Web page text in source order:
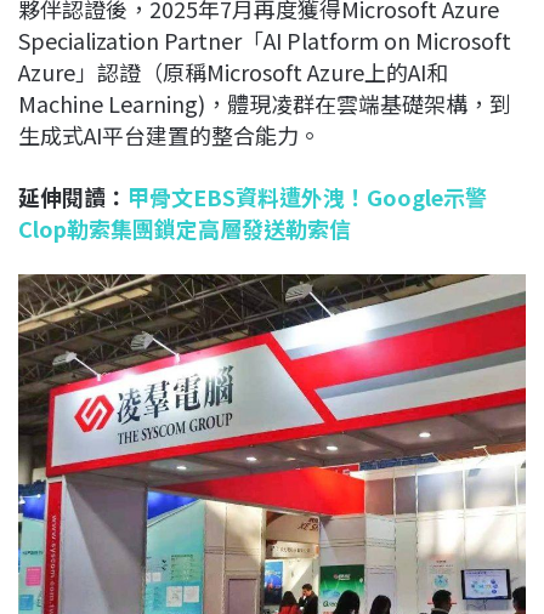
k
n
k
夥伴認證後，2025年7月再度獲得Microsoft Azure
Specialization Partner「AI Platform on Microsoft
Azure」認證（原稱Microsoft Azure上的AI和
Machine Learning)，體現凌群在雲端基礎架構，到
生成式AI平台建置的整合能力。
延伸閱讀： 甲骨文EBS資料遭外洩！Google示警
Clop勒索集團鎖定高層發送勒索信